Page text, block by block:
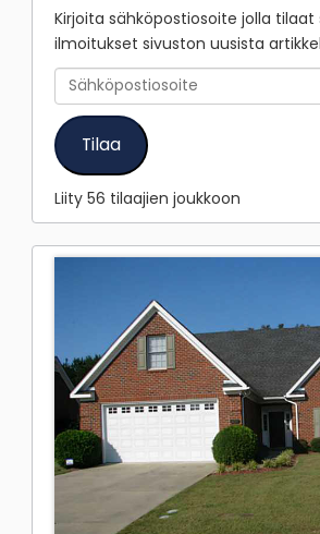
Kirjoita sähköpostiosoite jolla tilaat
ilmoitukset sivuston uusista
Sähköpostiosoite
Tilaa
Liity 56 tilaajien joukkoon